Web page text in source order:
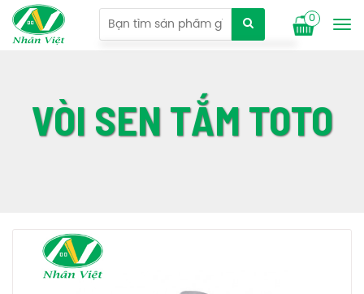
0
VÒI SEN TẮM TOTO